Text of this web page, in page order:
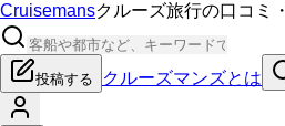
Cruisemansクルーズ旅行の口コミ
投稿する クルーズマンズとは